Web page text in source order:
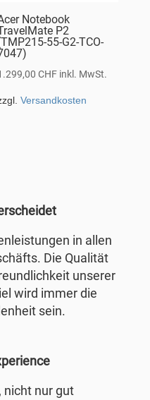
Notebook
P2
55-G2-TCO-
CHF inkl. MwSt.
Versandkosten
in allen
Die Qualität
unserer
wird immer die
sein.
nicht nur gut